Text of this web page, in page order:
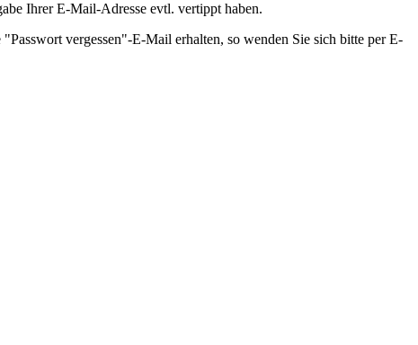
Ihrer E-Mail-Adresse evtl. vertippt haben.
vergessen"-E-Mail erhalten, so wenden Sie sich bitte per E-